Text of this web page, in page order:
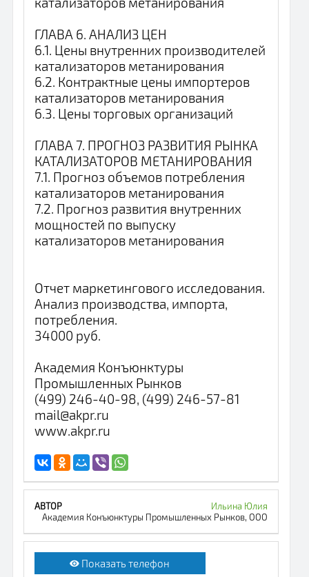
ГЛАВА 6. АНАЛИЗ ЦЕН
6.1. Цены внутренних производителей
катализаторов метанирования
6.2. Контрактные цены импортеров
катализаторов метанирования
6.3. Цены торговых организаций
ГЛАВА 7. ПРОГНОЗ РАЗВИТИЯ РЫНКА
КАТАЛИЗАТОРОВ МЕТАНИРОВАНИЯ
7.1. Прогноз объемов потребления
катализаторов метанирования
7.2. Прогноз развития внутренних
мощностей по выпуску
катализаторов метанирования
Отчет маркетингового исследования.
Анализ производства, импорта,
потребления.
34000 руб.
Академия Конъюнктуры
Промышленных Рынков
(499) 246-40-98, (499) 246-57-81
mail@akpr.ru
www.akpr.ru
Ильина Юлия
Академия Конъюнктуры Промышленных Рынков, ООО
Показать телефон